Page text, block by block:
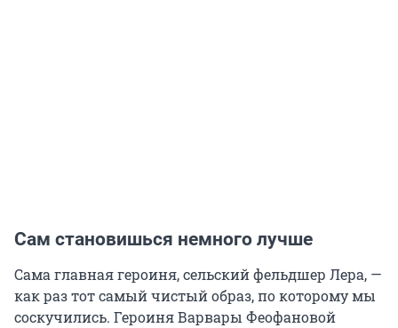
Сам становишься немного лучше
Сама главная героиня, сельский фельдшер Лера, —
как раз тот самый чистый образ, по которому мы
соскучились. Героиня Варвары Феофановой